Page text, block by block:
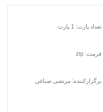
تعداد پارت: 1 پارت
فرمت:
zip
برگزارکننده: مرتضی صباغی